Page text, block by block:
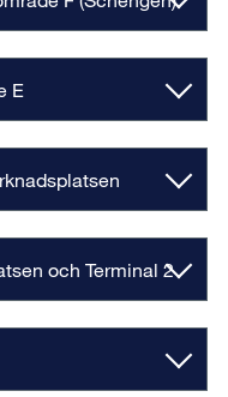
E
och Terminal 2